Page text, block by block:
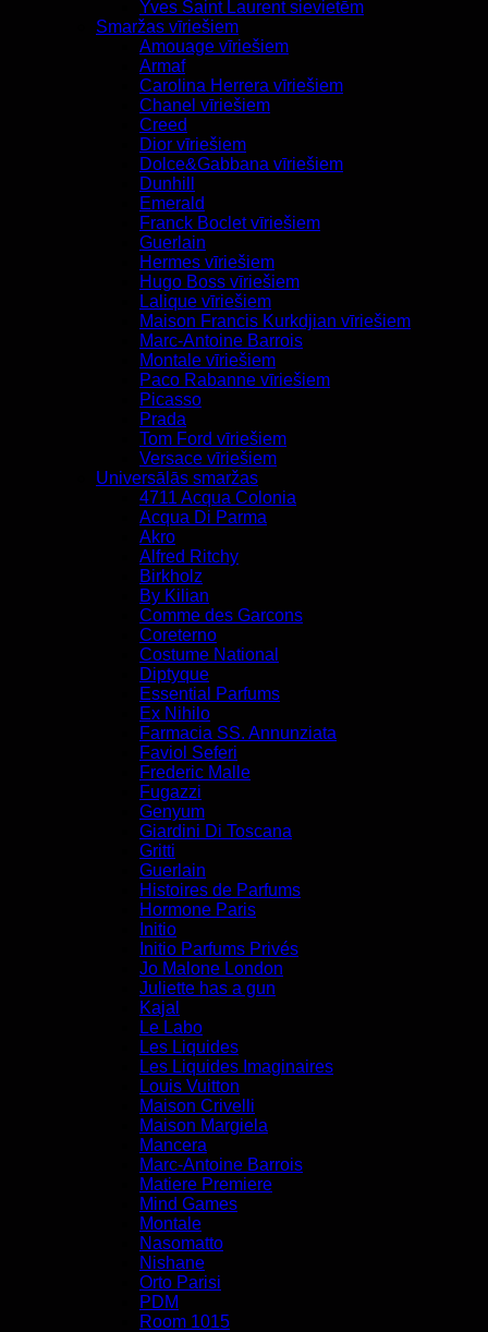
Yves Saint Laurent sievietēm
Smaržas vīriešiem
Amouage vīriešiem
Armaf
Carolina Herrera vīriešiem
Chanel vīriešiem
Creed
Dior vīriešiem
Dolce&Gabbana vīriešiem
Dunhill
Emerald
Franck Boclet vīriešiem
Guerlain
Hermes vīriešiem
Hugo Boss vīriešiem
Lalique vīriešiem
Maison Francis Kurkdjian vīriešiem
Marc-Antoine Barrois
Montale vīriešiem
Paco Rabanne vīriešiem
Picasso
Prada
Tom Ford vīriešiem
Versace vīriešiem
Universālās smaržas
4711 Acqua Colonia
Acqua Di Parma
Akro
Alfred Ritchy
Birkholz
By Kilian
Comme des Garcons
Coreterno
Costume National
Diptyque
Essential Parfums
Ex Nihilo
Farmacia SS. Annunziata
Faviol Seferi
Frederic Malle
Fugazzi
Genyum
Giardini Di Toscana
Gritti
Guerlain
Histoires de Parfums
Hormone Paris
Initio
Initio Parfums Privés
Jo Malone London
Juliette has a gun
Kajal
Le Labo
Les Liquides
Les Liquides Imaginaires
Louis Vuitton
Maison Crivelli
Maison Margiela
Mancera
Marc-Antoine Barrois
Matiere Premiere
Mind Games
Montale
Nasomatto
Nishane
Orto Parisi
PDM
Room 1015